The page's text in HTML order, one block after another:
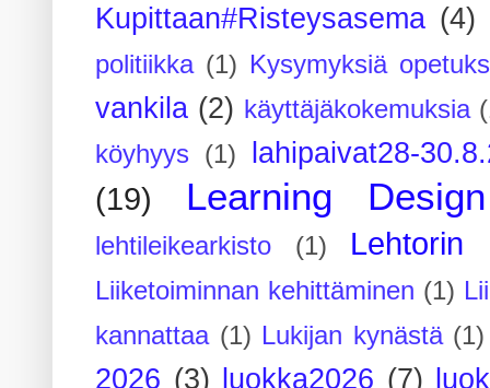
Kupittaan#Risteysasema (4)
politiikka (1) Kysymyksiä
vankila (2) käyttäjäkokemuksia
köyhyys
(1) lahipaivat28-
(19) Learning Design
lehtileikearkisto (1) Lehtorin
Liiketoiminnan kehittäminen (1)
kannattaa (1) Lukijan kynästä (1)
2026 (3) luokka2026 (7)